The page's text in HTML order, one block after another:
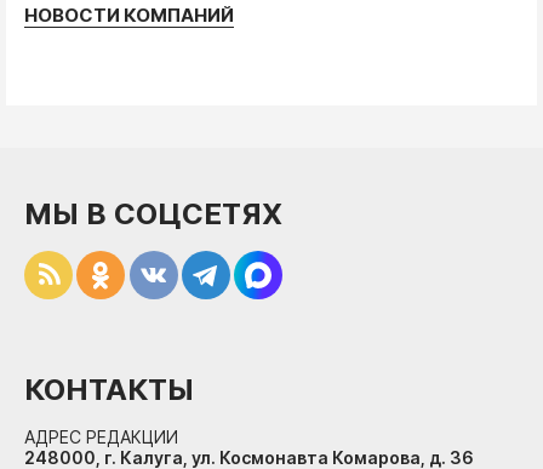
НОВОСТИ КОМПАНИЙ
МЫ В СОЦСЕТЯХ
КОНТАКТЫ
АДРЕС РЕДАКЦИИ
248000, г. Калуга, ул. Космонавта Комарова, д. 36